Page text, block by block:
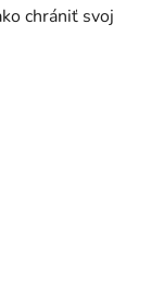
chrániť svoj